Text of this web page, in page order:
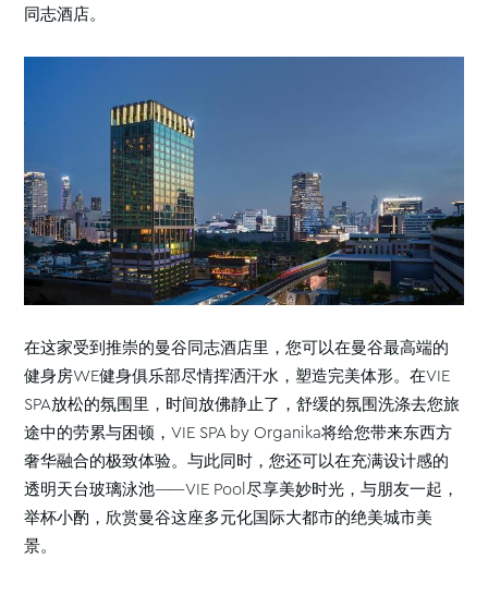
同志酒店。
在这家受到推崇的曼谷同志酒店里，您可以在曼谷最高端的
健身房WE健身俱乐部尽情挥洒汗水，塑造完美体形。在VIE
SPA放松的氛围里，时间放佛静止了，舒缓的氛围洗涤去您旅
途中的劳累与困顿，VIE SPA by Organika将给您带来东西方
奢华融合的极致体验。与此同时，您还可以在充满设计感的
透明天台玻璃泳池——VIE Pool尽享美妙时光，与朋友一起，
举杯小酌，欣赏曼谷这座多元化国际大都市的绝美城市美
景。